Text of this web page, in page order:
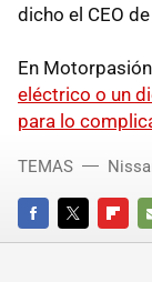
dicho el CEO
En
eléctrico o un
para lo
FACEBOOKTWITTER
TEMAS